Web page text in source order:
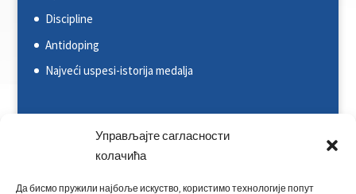
Управљајте сагласности
колачића
Да бисмо пружили најбоље искуство, користимо технологије попут
Discipline
Antidoping
Najveći uspesi-istorija medalja
Svetska kajakaška federacija (ICF)
Evropska kajakaška asocijacija (ECA)
Rezultati na nacionalnim takmičenjima